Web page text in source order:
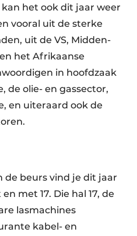
het ook dit jaar weer
vooral uit de sterke
uit de VS, Midden-
het Afrikaanse
in hoofdzaak
de olie- en gassector,
en uiteraard ook de
de beurs vind je dit jaar
met 17. Die hal 17, de
lasmachines
kabel- en